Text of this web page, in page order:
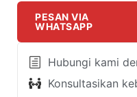
PESAN VIA
WHATSAPP
Hubungi kami
Konsultasikan